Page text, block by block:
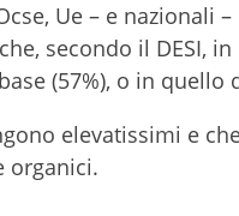
Ue – e nazionali
secondo il DESI,
(57%), o in
elevatissimi e
organici.